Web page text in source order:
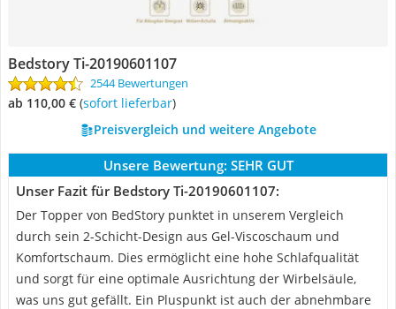
Bedstory Ti-20190601107
2544 Bewertungen
ab 110,00 € ( Sofort lieferbar)
Preisvergleich und weitere Angebote
Unsere Bewertung: SEHR GUT
Unser Fazit für Bedstory Ti-20190601107:
Der Topper von BedStory punktet in unserem Vergleich
durch sein 2-Schicht-Design aus Gel-Viscoschaum und
Komfortschaum. Dies ermöglicht eine hohe Schlafqualität
und sorgt für eine optimale Ausrichtung der Wirbelsäule,
was uns gut gefällt. Ein Pluspunkt ist auch der abnehmbare